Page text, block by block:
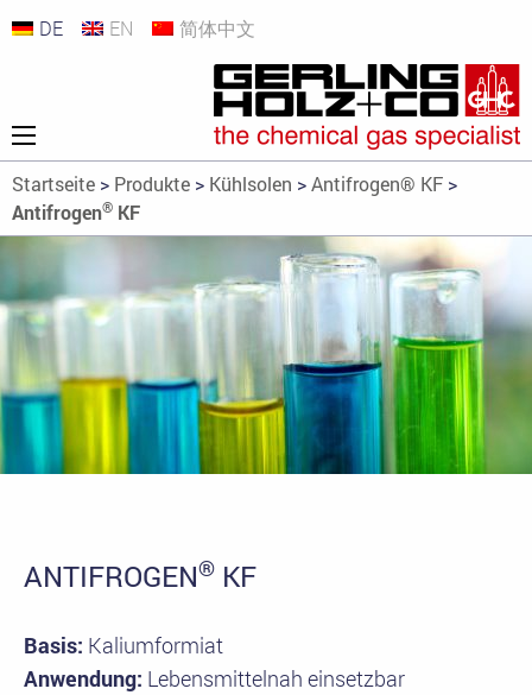
DE EN 简体中文
Startseite > Produkte > Kühlsolen >Antifrogen® KF >
Antifrogen® KF
ANTIFROGEN® KF
Basis: Kaliumformiat
Anwendung: Lebensmittelnah einsetzbar